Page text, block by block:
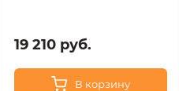
19 210 руб.
В корзину